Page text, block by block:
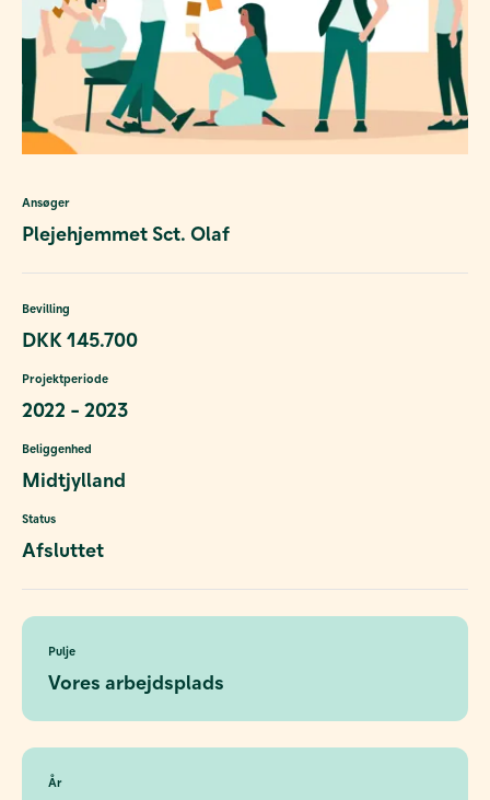
Ansøger
Plejehjemmet Sct. Olaf
Bevilling
DKK 145.700
Projektperiode
2022 - 2023
Beliggenhed
Midtjylland
Status
Afsluttet
Pulje
Vores arbejdsplads
År